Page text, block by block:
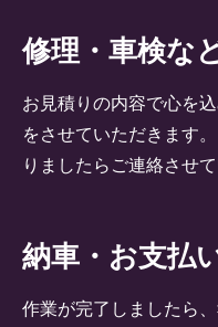
修理・車検な
お見積りの内容で心を
をさせていただきます
りましたらご連絡させて
納車・お支払
作業が完了しましたら